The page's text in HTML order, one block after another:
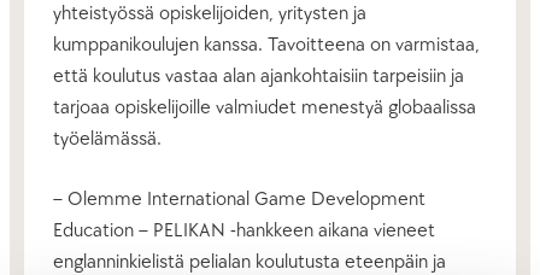
yhteistyössä opiskelijoiden, yritysten ja
kumppanikoulujen kanssa. Tavoitteena on varmistaa,
että koulutus vastaa alan ajankohtaisiin tarpeisiin ja
tarjoaa opiskelijoille valmiudet menestyä globaalissa
työelämässä.
– Olemme International Game Development
Education – PELIKAN -hankkeen aikana vieneet
englanninkielistä pelialan koulutusta eteenpäin ja